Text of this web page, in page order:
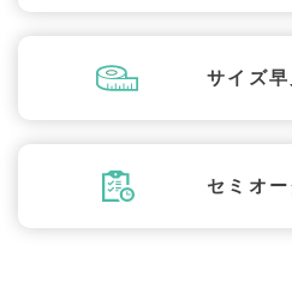
サイズ
セミオ